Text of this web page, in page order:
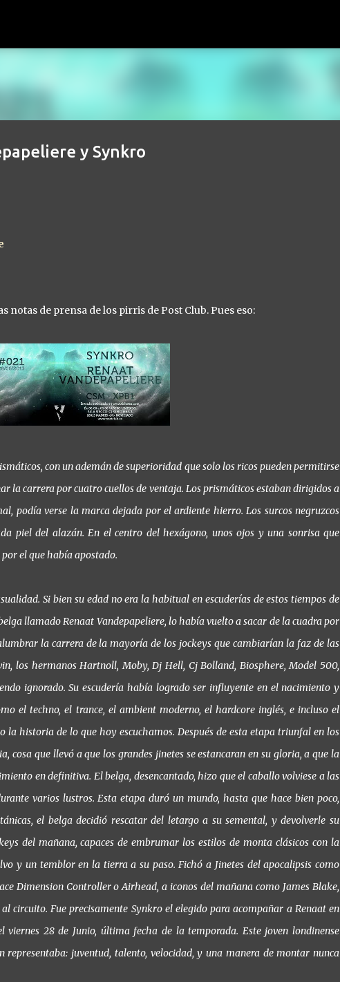
y Synkro
notas de prensa de los pirris de Post Club. Pues eso:
con un ademán de superioridad que solo los ricos pueden permitirse
la carrera por cuatro cuellos de ventaja. Los prismáticos estaban dirigidos a
podía verse la marca dejada por el ardiente hierro. Los surcos negruzcos
piel del alazán. En el centro del hexágono, unos ojos y una sonrisa que
el que había apostado.
Si bien su edad no era la habitual en escuderías de estos tiempos de
llamado Renaat Vandepapeliere, lo había vuelto a sacar de la cuadra por
la carrera de la mayoría de los jockeys que cambiarían la faz de las
los hermanos Hartnoll, Moby, Dj Hell, Cj Bolland, Biosphere, Model 500,
ignorado. Su escudería había logrado ser influyente en el nacimiento y
el techno, el trance, el ambient moderno, el hardcore inglés, e incluso el
la historia de lo que hoy escuchamos. Después de esta etapa triunfal en los
que llevó a que los grandes jinetes se estancaran en su gloria, a que la
en definitiva. El belga, desencantado, hizo que el caballo volviese a las
varios lustros. Esta etapa duró un mundo, hasta que hace bien poco,
el belga decidió rescatar del letargo a su semental, y devolverle su
del mañana, capaces de embrumar los estilos de monta clásicos con la
y un temblor en la tierra a su paso. Fichó a Jinetes del apocalipsis como
Dimension Controller o Airhead, a iconos del mañana como James Blake,
circuito. Fue precisamente Synkro el elegido para acompañar a Renaat en
28 de Junio, última fecha de la temporada. Este joven londinense
representaba: juventud, talento, velocidad, y una manera de montar nunca